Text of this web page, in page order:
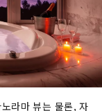
라마 뷰는 물론, 자